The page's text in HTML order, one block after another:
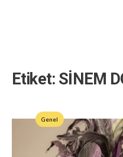
Etiket: SİNEM
Genel